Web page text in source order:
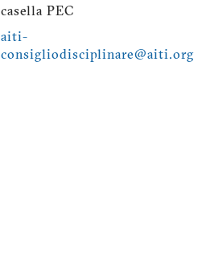
casella PEC
aiti-
consigliodisciplinare@aiti.org